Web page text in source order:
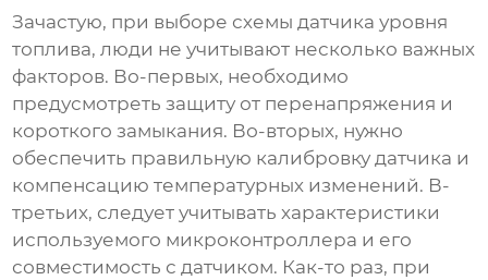
Зачастую, при выборе схемы датчика уровня
топлива, люди не учитывают несколько важных
факторов. Во-первых, необходимо
предусмотреть защиту от перенапряжения и
короткого замыкания. Во-вторых, нужно
обеспечить правильную калибровку датчика и
компенсацию температурных изменений. В-
третьих, следует учитывать характеристики
используемого микроконтроллера и его
совместимость с датчиком. Как-то раз, при